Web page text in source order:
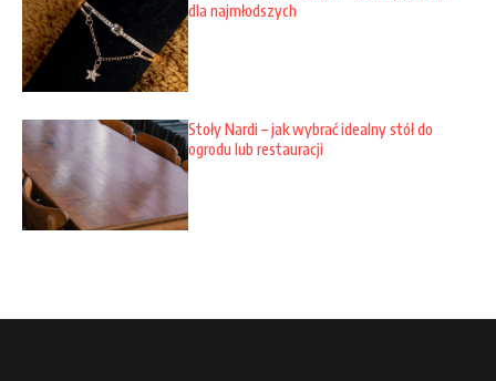
dla najmłodszych
Stoły Nardi – jak wybrać idealny stół do
ogrodu lub restauracji